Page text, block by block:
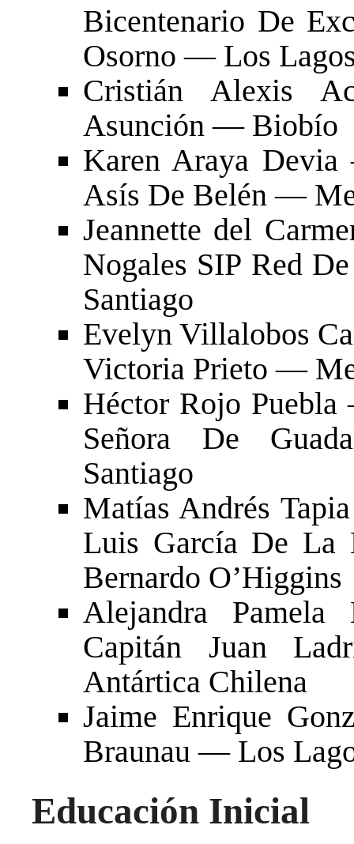
Bicentenario De
Osorno — Los
Cristián Alexis
Asunción — Biobío
Karen Araya
Asís De Belén —
Jeannette del
Nogales SIP Red
Santiago
Evelyn Villalobos
Victoria Prieto —
Héctor Rojo
Señora De
Santiago
Matías Andrés
Luis García De La
Bernardo O’Higgins
Alejandra
Capitán Juan
Antártica Chilena
Jaime Enrique
Braunau — Los
Educación Inicial